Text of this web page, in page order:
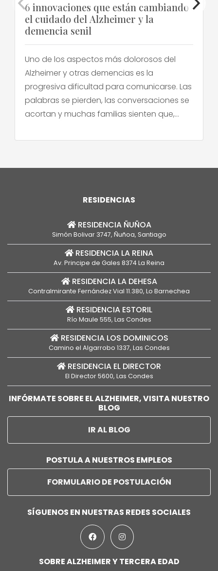
6 innovaciones que están cambiando
el cuidado del Alzheimer y la
demencia senil
Uno de los aspectos más dolorosos del
Alzheimer y otras demencias es la
progresiva dificultad para comunicarse. Las
palabras se pierden, las conversaciones se
acortan y muchas familias sienten que,
las conecta con su ser querido. Frente a
[…]
RESIDENCIAS
RESIDENCIA ÑUÑOA
Simón Bolivar 3747, Ñuñoa, Santiago
RESIDENCIA LA REINA
Av. Principe de Gales 8374 La Reina
RESIDENCIA LA DEHESA
Contralmirante Fernández Vial 11.380, Lo Barnechea
RESIDENCIA ESTORIL
Río Maule 555, Las Condes
RESIDENCIA LOS DOMINICOS
Camino el Algarrobo 1337, Las Condes
RESIDENCIA EL DIRECTOR
El Director 5600, Las Condes
INFÓRMATE SOBRE EL ALZHEIMER, VISITA NUESTRO
BLOG
IR AL BLOG
POSTULA A NUESTROS EMPLEOS
FORMULARIO DE POSTULACIÓN
SÍGUENOS EN NUESTRAS REDES SOCIALES
SOBRE ALZHEIMER Y TERCERA EDAD